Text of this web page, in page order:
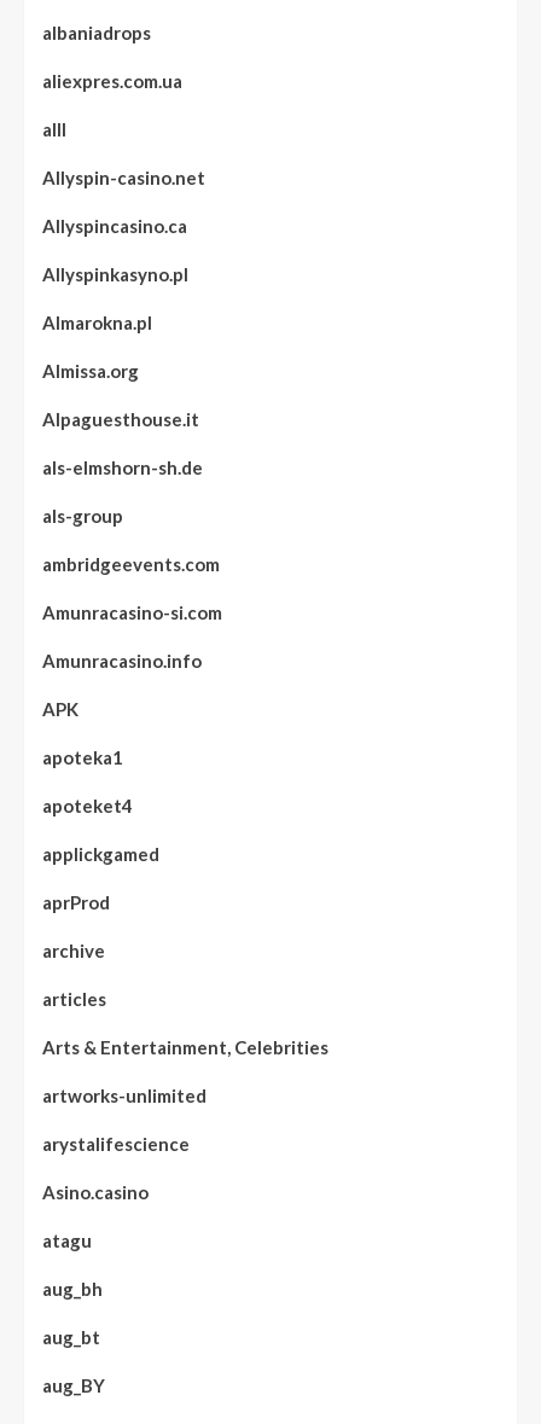
albaniadrops
aliexpres.com.ua
alll
Allyspin-casino.net
Allyspincasino.ca
Allyspinkasyno.pl
Almarokna.pl
Almissa.org
Alpaguesthouse.it
als-elmshorn-sh.de
als-group
ambridgeevents.com
Amunracasino-si.com
Amunracasino.info
APK
apoteka1
apoteket4
applickgamed
aprProd
archive
articles
Arts & Entertainment, Celebrities
artworks-unlimited
arystalifescience
Asino.casino
atagu
aug_bh
aug_bt
aug_BY